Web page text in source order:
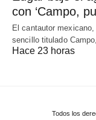
con ‘Campo,
El cantautor
sencillo titulado
Hace 23 horas
Todos los